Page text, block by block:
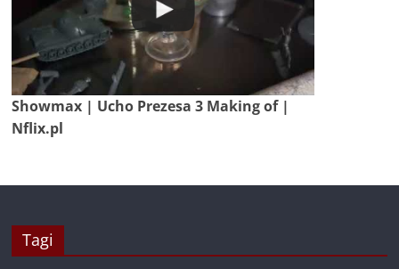
Showmax | Ucho Prezesa 3 Making of |
Nflix.pl
Tagi